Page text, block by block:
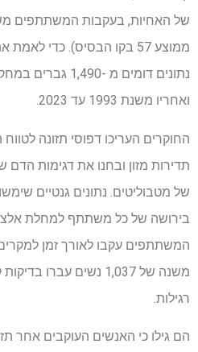
ממוצע 57 בקו הבסיס). כדי
נתונים דומים מ -
ואחריו משנת 1993 עד 2023.
החוקרים העריכו דפוסי תזונה
תדירות מזון ובחנו את דגימות
של מטבוליטים. נתונים גנטיים
בירושה של כל משתתף למחלת
המשתתפים עקבו לאורך זמן
משנה של 1,037 נשים
רגילות.
הם גילו כי האנשים העוקבים אחר